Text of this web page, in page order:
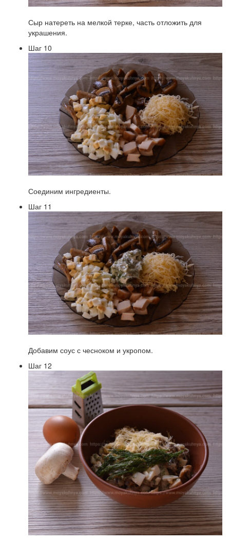
Сыр натереть на мелкой терке, часть отложить для
украшения.
Шаг 10
Соединим ингредиенты.
Шаг 11
Добавим соус с чесноком и укропом.
Шаг 12